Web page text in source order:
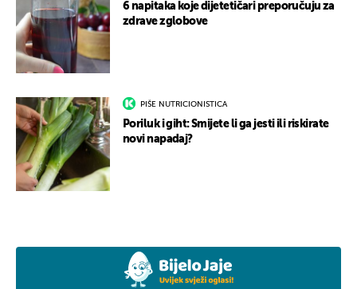
6 napitaka koje dijetetičari preporučuju za
zdrave zglobove
PIŠE NUTRICIONISTICA
Poriluk i giht: Smijete li ga jesti ili riskirate
novi napadaj?